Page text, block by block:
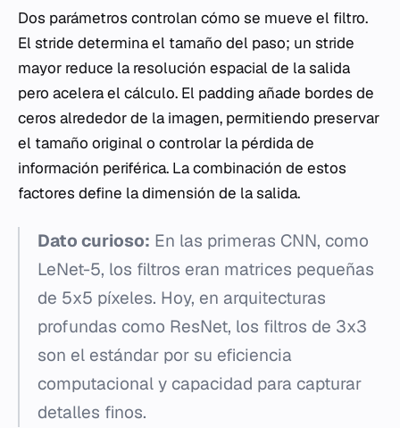
Dos parámetros controlan cómo se mueve el filtro.
El stride determina el tamaño del paso; un stride
mayor reduce la resolución espacial de la salida
pero acelera el cálculo. El padding añade bordes de
ceros alrededor de la imagen, permitiendo preservar
el tamaño original o controlar la pérdida de
información periférica. La combinación de estos
factores define la dimensión de la salida.
Dato curioso: En las primeras CNN, como
LeNet-5, los filtros eran matrices pequeñas
de 5x5 píxeles. Hoy, en arquitecturas
profundas como ResNet, los filtros de 3x3
son el estándar por su eficiencia
computacional y capacidad para capturar
detalles finos.